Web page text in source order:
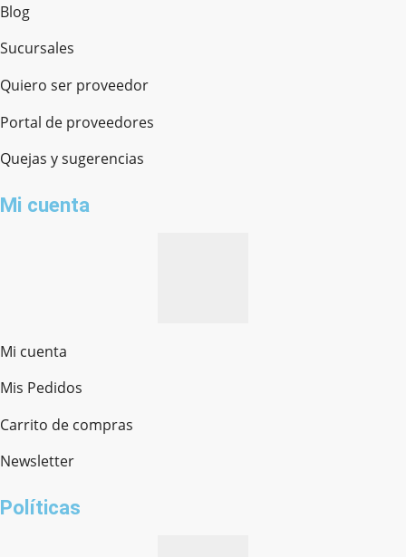
Blog
Sucursales
Quiero ser proveedor
Portal de proveedores
Quejas y sugerencias
Mi cuenta
Mi cuenta
Mis Pedidos
Carrito de compras
Newsletter
Políticas